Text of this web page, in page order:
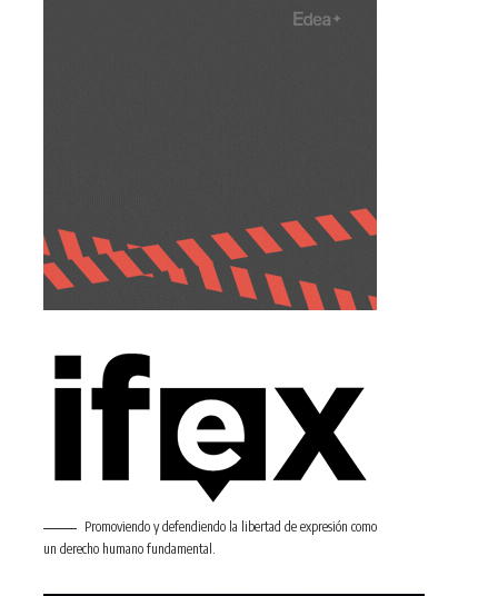
Promoviendo y defendiendo la libertad de expresión como
un derecho humano fundamental.